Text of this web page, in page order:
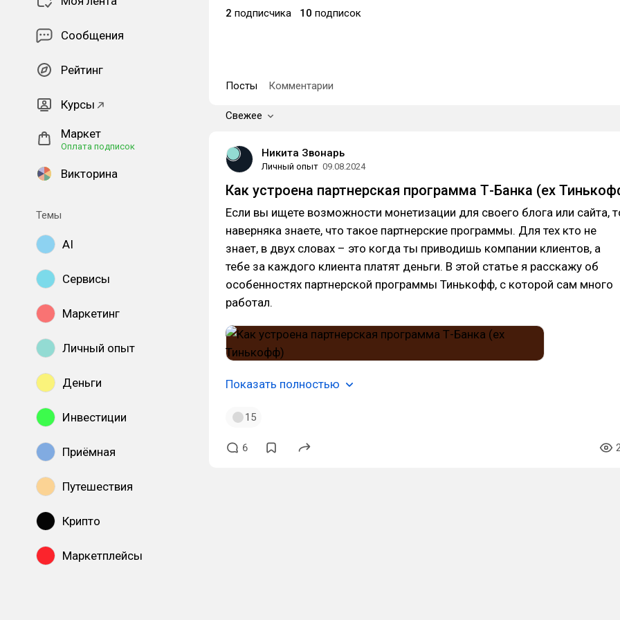
Сообщения
Рейтинг
Курсы
Маркет
Оплата подписок
Викторина
Темы
AI
Сервисы
Маркетинг
Личный опыт
Деньги
Инвестиции
Приёмная
Путешествия
Крипто
Маркетплейсы
2 подписчика 10 подписок
Посты Комментарии
Свежее
Никита Звонарь
Личный опыт 09.08.2024
Как устроена партнерская программа Т-Банка (ex
Если вы ищете возможности монетизации для своего блога или сайта,
наверняка знаете, что такое партнерские программы. Для тех кто не
знает, в двух словах – это когда ты приводишь компании клиентов, а
тебе за каждого клиента платят деньги. В этой статье я расскажу об
особенностях партнерской программы Тинькофф, с которой сам много
работал.
Показать полностью
15
6